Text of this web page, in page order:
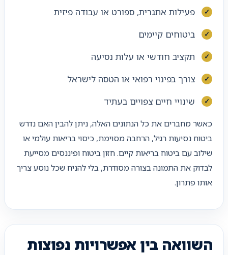
פעילות אתגרית, ספורט או עבודה פיזית
ביטוחים קיימים
תקציב חודשי או עלות נסיעה
צורך בפינוי רפואי או הטסה לישראל
שינויי חיים צפויים בעתיד
כאשר מחברים את כל הנתונים האלה, ניתן להבין האם נדרש
ביטוח נסיעות רגיל, הרחבה מסוימת, כיסוי בריאות עולמי או
שילוב עם ביטוח בריאות קיים. חזון ביטוח ופיננסים מסייעת
לבדוק את התמונה בצורה מסודרת, בלי להניח שכל נוסע צריך
אותו פתרון.
השוואה בין אפשרויות נפוצות